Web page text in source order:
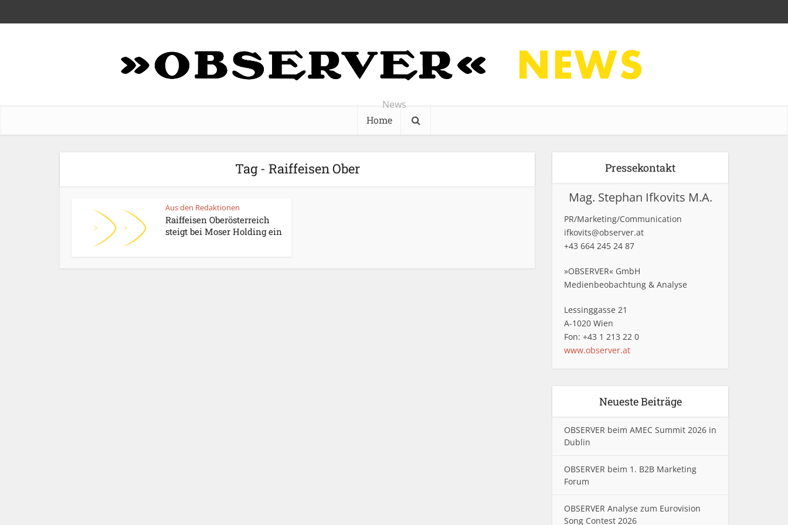
News
Home
Tag - Raiffeisen Ober
Aus den Redaktionen
Raiffeisen Oberösterreich
steigt bei Moser Holding ein
Pressekontakt
Mag. Stephan Ifkovits M.A.
PR/Marketing/Communication
ifkovits@observer.at
+43 664 245 24 87
»OBSERVER« GmbH
Medienbeobachtung & Analyse
Lessinggasse 21
A-1020 Wien
Fon: +43 1 213 22 0
www.observer.at
Neueste Beiträge
OBSERVER beim AMEC Summit 2026 in
Dublin
OBSERVER beim 1. B2B Marketing
Forum
OBSERVER Analyse zum Eurovision
Song Contest 2026